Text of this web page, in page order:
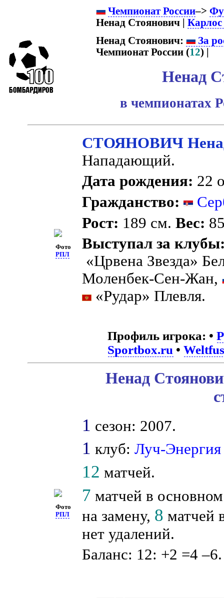
Чемпионат России–>
Ненад Стоянович |
Ненад Стоянович:
За
Чемпионат России (12) |
Ненад
в чемпионатах
Фото
РПЛ
СТОЯНОВИЧ
Нападающий.
Дата рождения: 22
Гражданство:
Рост: 189 см.Вес:
Выступал за
«Црвена Звезда»
Моленбек-Сен-Жан,
«Рудар» Плевля.
Профиль игрока: •
Sportbox.ru •
Фото
РПЛ
Ненад
1 сезон: 2007.
1 клуб:Луч-Энергия
12 матчей.
7 матчей в
на замену, 8 матчей
нет удалений.
Баланс: 12: +2 =4 –6.